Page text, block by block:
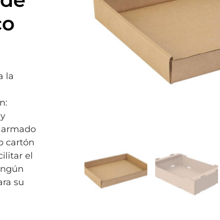
la
cartón
el
su